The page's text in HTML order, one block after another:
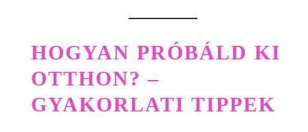
HOGYAN PRÓBÁLD KI
OTTHON? –
GYAKORLATI TIPPEK